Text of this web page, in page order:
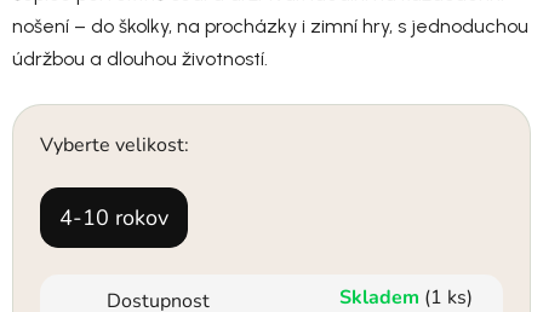
nošení – do školky, na procházky i zimní hry, s jednoduchou
údržbou a dlouhou životností.
Vyberte velikost:
4-10 rokov
Dostupnost Skladem (1 ks)